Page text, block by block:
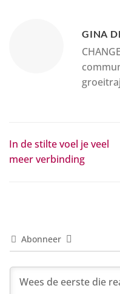
GINA
In de stilte voel je veel
meer verbinding
Abonneer